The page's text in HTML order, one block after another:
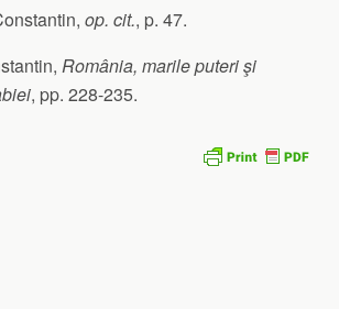
op. cit., p. 47.
România, marile puteri şi
, pp. 228-235.